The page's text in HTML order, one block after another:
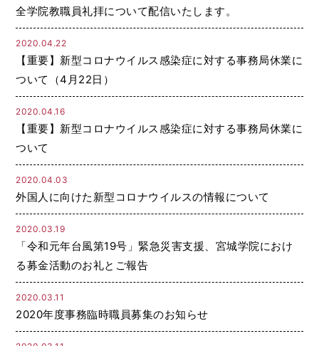
全学院教職員礼拝について配信いたします。
2020.04.22
【重要】新型コロナウイルス感染症に対する事務局休業に
ついて（4月22日）
2020.04.16
【重要】新型コロナウイルス感染症に対する事務局休業に
ついて
2020.04.03
外国人に向けた新型コロナウイルスの情報について
2020.03.19
「令和元年台風第19号」緊急災害支援、宮城学院におけ
る募金活動のお礼とご報告
2020.03.11
2020年度事務臨時職員募集のお知らせ